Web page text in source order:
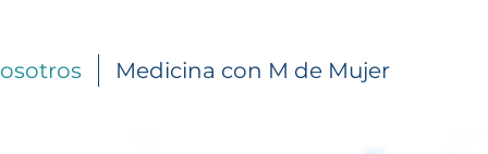
Medicina con M de Mujer